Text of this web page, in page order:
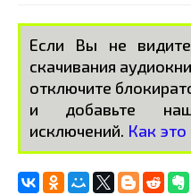
Если Вы не
скачивания
отключите
и добавьте
исключений. Как это